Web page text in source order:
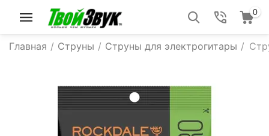
0
Главная / Струны / Струны для электрогитары /